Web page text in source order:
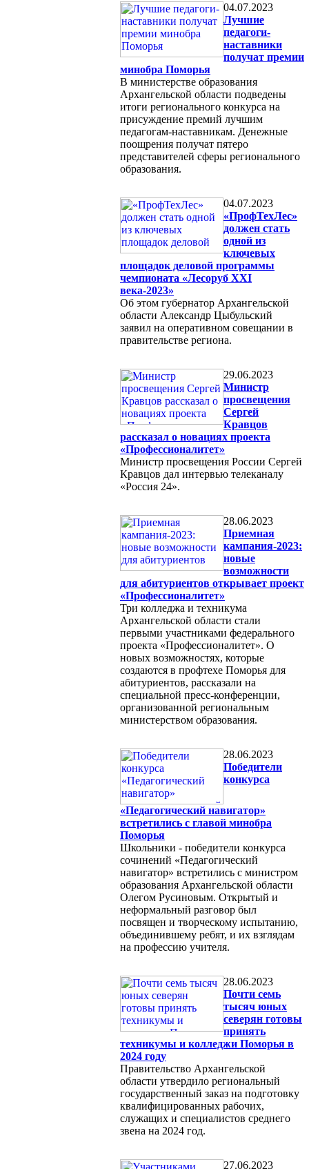
04.07.2023
Лучшие
педагоги-
наставники
получат премии
минобра Поморья
В министерстве образования
Архангельской области подведены
итоги регионального конкурса на
присуждение премий лучшим
педагогам-наставникам. Денежные
поощрения получат пятеро
представителей сферы регионального
образования.
04.07.2023
«ПрофТехЛес»
должен стать
одной из
ключевых
площадок деловой программы
чемпионата «Лесоруб XXI
века-2023»
Об этом губернатор Архангельской
области Александр Цыбульский
заявил на оперативном совещании в
правительстве региона.
29.06.2023
Министр
просвещения
Сергей
Кравцов
рассказал о новациях проекта
«Профессионалитет»
Министр просвещения России Сергей
Кравцов дал интервью телеканалу
«Россия 24».
28.06.2023
Приемная
кампания-2023:
новые
возможности
для абитуриентов открывает проект
«Профессионалитет»
Три колледжа и техникума
Архангельской области стали
первыми участниками федерального
проекта «Профессионалитет». О
новых возможностях, которые
создаются в профтехе Поморья для
абитуриентов, рассказали на
специальной пресс-конференции,
организованной региональным
министерством образования.
28.06.2023
Победители
конкурса
«Педагогический навигатор»
встретились с главой минобра
Поморья
Школьники - победители конкурса
сочинений «Педагогический
навигатор» встретились с министром
образования Архангельской области
Олегом Русиновым. Открытый и
неформальный разговор был
посвящен и творческому испытанию,
объединившему ребят, и их взглядам
на профессию учителя.
28.06.2023
Почти семь
тысяч юных
северян готовы
принять
техникумы и колледжи Поморья в
2024 году
Правительство Архангельской
области утвердило региональный
государственный заказ на подготовку
квалифицированных рабочих,
служащих и специалистов среднего
звена на 2024 год.
27.06.2023